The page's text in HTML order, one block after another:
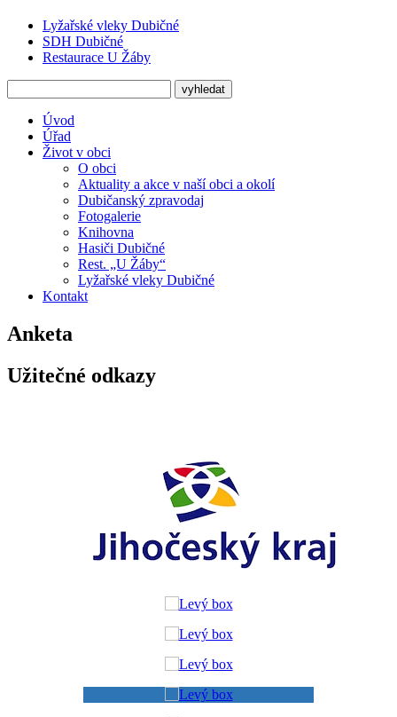
Lyžařské vleky Dubičné
SDH Dubičné
Restaurace U Žáby
Úvod
Úřad
Život v obci
O obci
Aktuality a akce v naší obci a okolí
Dubičanský zpravodaj
Fotogalerie
Knihovna
Hasiči Dubičné
Rest. „U Žáby“
Lyžařské vleky Dubičné
Kontakt
Anketa
Užitečné odkazy